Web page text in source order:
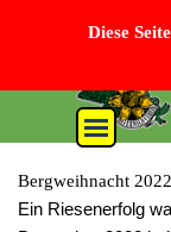
Diese
Menü
Bergweihnacht 2022
Ein Riesenerfolg